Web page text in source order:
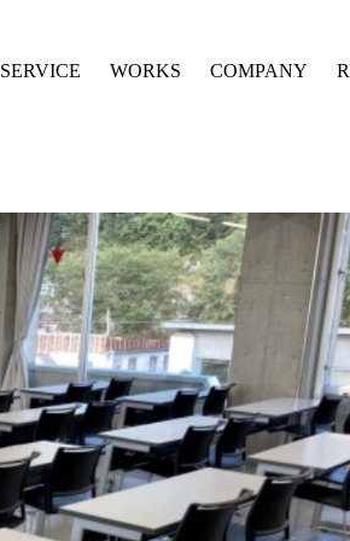
SERVICE WORKS COMPANY